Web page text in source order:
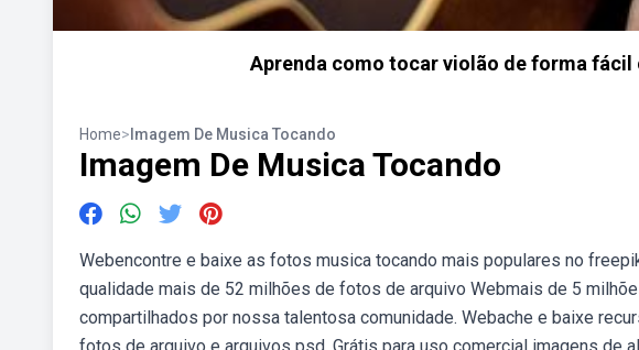
Aprenda como tocar violão de forma fácil
Home> Imagem De Musica Tocando
Imagem De Musica Tocando
Webencontre e baixe as fotos musica tocando mais populares no
qualidade mais de 52 milhões de fotos de arquivo Webmais de 5
compartilhados por nossa talentosa comunidade. Webache e baixe